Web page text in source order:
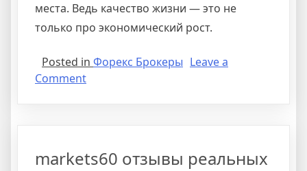
места. Ведь качество жизни — это не
только про экономический рост.
Posted in Форекс Брокеры Leave a
Commenton
вкладов,
markets60 отзывы реальных